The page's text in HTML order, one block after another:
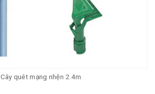
Cây quét mạng nhện 2.4m